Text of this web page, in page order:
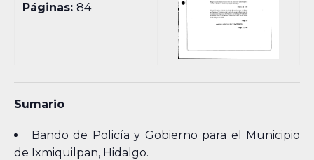
Páginas:84
Sumario
Bando de Policía y Gobierno para el Municipio
de Ixmiquilpan, Hidalgo.